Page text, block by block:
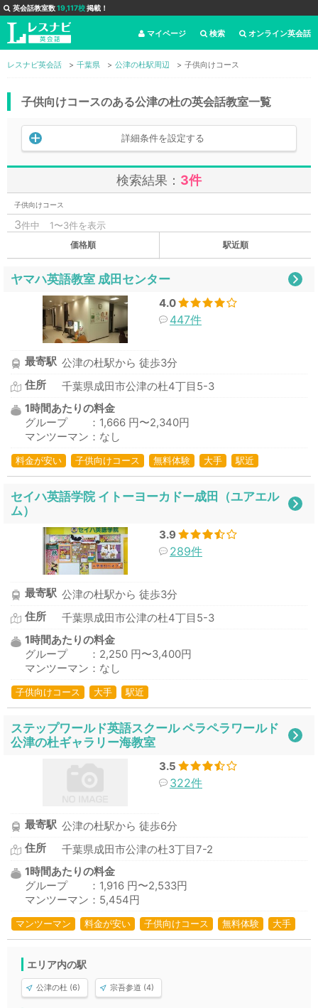
英会話教室数19,117校掲載！
オンライン英会話
検索
マイページ
レスナビ英会話 千葉県 公津の杜駅周辺 子供向けコース
子供向けコースのある公津の杜の英会話教室一覧
詳細条件を設定する
検索結果： 3件
子供向けコース
3件中 1〜3件を表示
価格順 駅近順
ヤマハ英語教室 成田センター
4.0
447件
最寄駅 公津の杜駅から 徒歩3分
住所
千葉県成田市公津の杜4丁目5-3
1時間あたりの料金
グループ ：1,666 円〜2,340円
マンツーマン：なし
料金が安い 子供向けコース 無料体験 大手 駅近
セイハ英語学院 イトーヨーカドー成田（ユアエル
ム）
3.9
289件
最寄駅 公津の杜駅から 徒歩3分
住所
千葉県成田市公津の杜4丁目5-3
1時間あたりの料金
グループ ：2,250 円〜3,400円
マンツーマン：なし
子供向けコース 大手 駅近
ステップワールド英語スクール ペラペラワールド
公津の杜ギャラリー海教室
3.5
322件
最寄駅 公津の杜駅から 徒歩6分
住所
千葉県成田市公津の杜3丁目7-2
1時間あたりの料金
グループ ：1,916 円〜2,533円
マンツーマン：5,454円
マンツーマン 料金が安い 子供向けコース 無料体験 大手
エリア内の駅
公津の杜 (6) 宗吾参道 (4)